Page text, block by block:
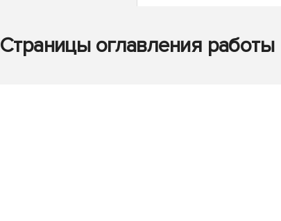
Страницы оглавления работы